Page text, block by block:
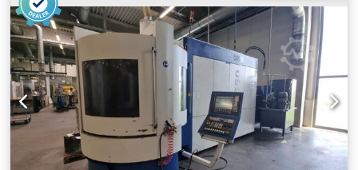
βιομηχανικός κυλινδρικός μύλος Ωφέλιμο μήκος: 1500 mm
Ταχύτητα κυλίνδρων: 18–30 m/min Σχέση μετάδοσης: 1:1,27
Ρύθμιση διακένου: υδραυλική Cedpfx Ajy Eyy Uskaeha Μέγ.
διάκενο: περ. 0,5–12 mm Απόδοση: 2–6 t/h Ισχύς: 110 kW
Υλικό: Κύλινδροι από επισκληρυμένο χυτοσίδηρο